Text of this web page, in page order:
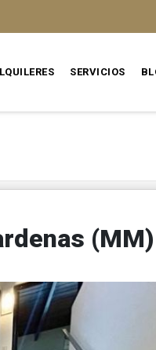
SERVICIOS
(MM)